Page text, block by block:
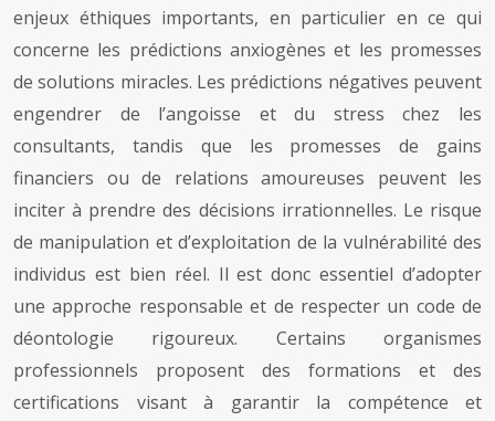
enjeux éthiques importants, en particulier en ce qui
concerne les prédictions anxiogènes et les promesses
de solutions miracles. Les prédictions négatives peuvent
engendrer de l’angoisse et du stress chez les
consultants, tandis que les promesses de gains
financiers ou de relations amoureuses peuvent les
inciter à prendre des décisions irrationnelles. Le risque
de manipulation et d’exploitation de la vulnérabilité des
individus est bien réel. Il est donc essentiel d’adopter
une approche responsable et de respecter un code de
déontologie rigoureux. Certains organismes
professionnels proposent des formations et des
certifications visant à garantir la compétence et